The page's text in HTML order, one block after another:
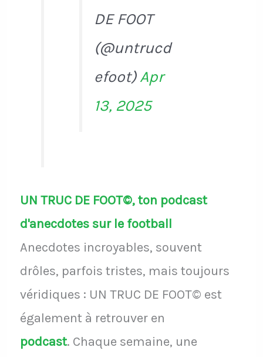
DE FOOT
(@untrucd
efoot)Apr
13, 2025
UN TRUC DE FOOT©, ton podcast
d'anecdotes sur le football
Anecdotes incroyables, souvent
drôles, parfois tristes, mais toujours
véridiques : UN TRUC DE FOOT© est
également à retrouver en
podcast. Chaque semaine, une